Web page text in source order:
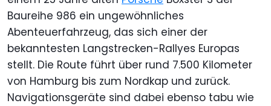
Baureihe 986 ein ungewöhnliches
Abenteuerfahrzeug, das sich einer der
bekanntesten Langstrecken-Rallyes Europas
stellt. Die Route führt über rund 7.500 Kilometer
von Hamburg bis zum Nordkap und zurück.
Navigationsgeräte sind dabei ebenso tabu wie